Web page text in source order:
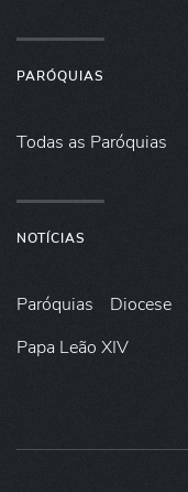
PARÓQUIAS
Todas as Paróquias
NOTÍCIAS
Paróquias Diocese
Papa Leão XIV